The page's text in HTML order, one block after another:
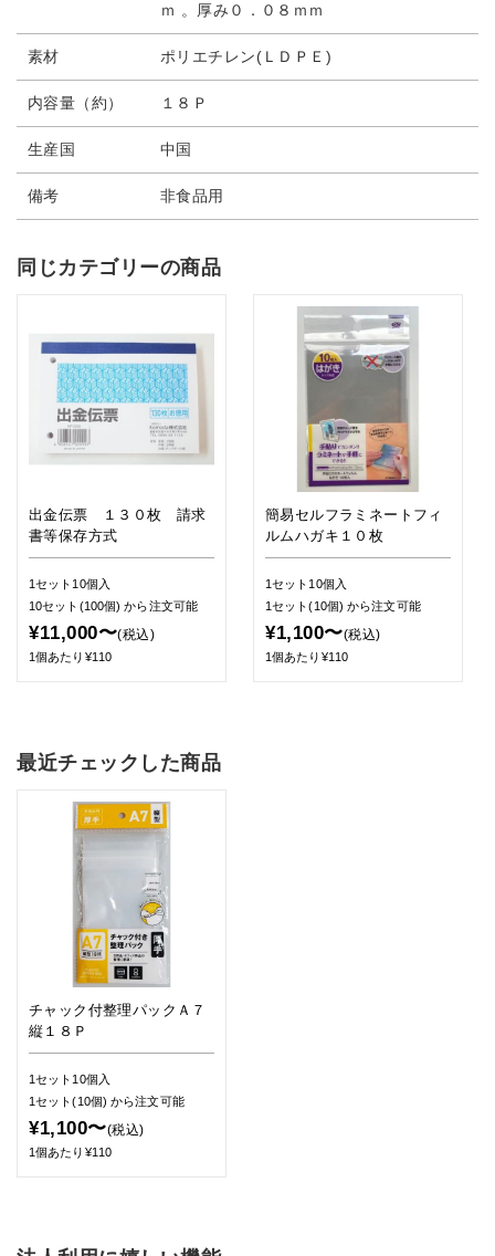
ｍ 。厚み０．０８ｍｍ
素材 ポリエチレン(ＬＤＰＥ)
内容量（約） １８Ｐ
生産国 中国
備考 非食品用
同じカテゴリーの商品
出金伝票 １３０枚 請求
書等保存方式
1セット10個入
10セット(100個)から注文可能
¥11,000〜(税込)
1個あたり¥110
簡易セルフラミネートフィ
ルムハガキ１０枚
1セット10個入
1セット(10個)から注文可能
¥1,100〜(税込)
1個あたり¥110
最近チェックした商品
チャック付整理パックＡ７
縦１８Ｐ
1セット10個入
1セット(10個)から注文可能
¥1,100〜(税込)
1個あたり¥110